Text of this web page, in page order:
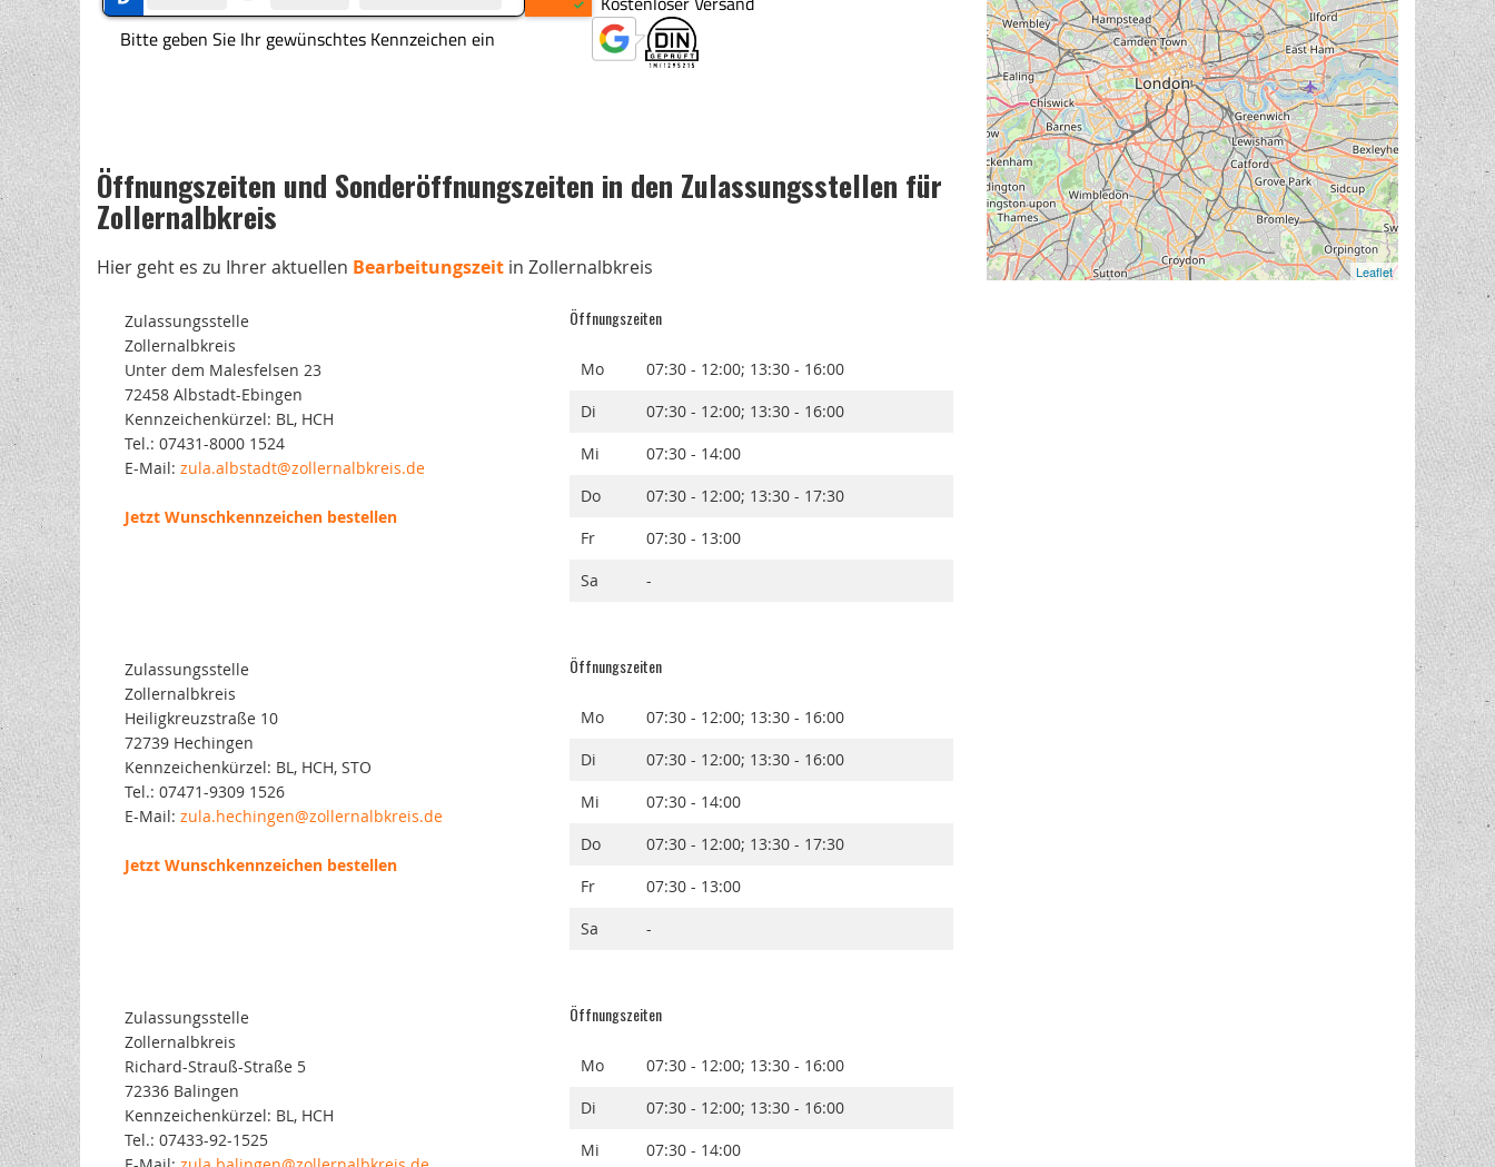
Öffnungszeiten und Sonderöffnungszeiten in den Zulassungsstellen für
Zollernalbkreis
Hier geht es zu Ihrer aktuellen Bearbeitungszeit in Zollernalbkreis
Zulassungsstelle
Zollernalbkreis
Unter dem Malesfelsen 23
72458 Albstadt-Ebingen
Kennzeichenkürzel: BL, HCH
Tel.: 07431-8000 1524
E-Mail: zula.albstadt@zollernalbkreis.de
Jetzt Wunschkennzeichen bestellen
Öffnungszeiten
Mo
07:30 - 12:00; 13:30 - 16:00
Di
07:30 - 12:00; 13:30 - 16:00
Mi
07:30 - 14:00
Do
07:30 - 12:00; 13:30 - 17:30
Fr
07:30 - 13:00
Sa
-
Zulassungsstelle
Zollernalbkreis
Heiligkreuzstraße 10
72739 Hechingen
Kennzeichenkürzel: BL, HCH, STO
Tel.: 07471-9309 1526
E-Mail: zula.hechingen@zollernalbkreis.de
Jetzt Wunschkennzeichen bestellen
Öffnungszeiten
Mo
07:30 - 12:00; 13:30 - 16:00
Di
07:30 - 12:00; 13:30 - 16:00
Mi
07:30 - 14:00
Do
07:30 - 12:00; 13:30 - 17:30
Fr
07:30 - 13:00
Sa
-
Zulassungsstelle
Zollernalbkreis
Richard-Strauß-Straße 5
72336 Balingen
Kennzeichenkürzel: BL, HCH
Tel.: 07433-92-1525
Öffnungszeiten
Mo
07:30 - 12:00; 13:30 - 16:00
Di
07:30 - 12:00; 13:30 - 16:00
Mi
07:30 - 14:00
Leaflet